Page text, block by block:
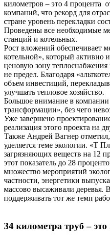
километров – это 4 процента
компаний, что рекорд для
стране уровень перекладки
Проведены все необходимые
станций и котельных.
Рост вложений обеспечивает
котельной», который активно
ценовую зону
не предел. Благодаря
объем инвестиций,
улучшать тепловое хозяйство.
Большое внимание в компании
трансформации», без чего
Уже завершено
реализация этого проекта на
Также Андрей Вагнер
уделяется теме экологии. «Т
загрязняющих веществ на 12
этот показатель до 28
множество мероприятий
частности, энергетики
массово высаживали деревья.
поддерживать тот же темп
34 километра труб – это